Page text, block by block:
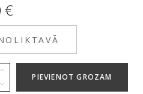
€
PIEVIENOT GROZAM